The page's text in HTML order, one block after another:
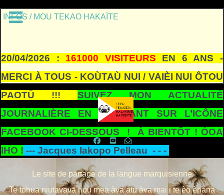
INFOS / MOU TEKAO HAKAÌTE
20/04/2026 : 161000 VISITEURS EN 6 ANS -
MERCI À TOUS - KOÙTAÙ NUI / VAIÈI NUI ÔTOU
PAOTŪ !!! SUIVEZ MON ACTUALITÉ
JOURNALIÈRE EN CLIQUANT SUR L’ICÔNE
FACEBOOK CI-DESSOUS ! À BIENTÔT ! ÒOA
IHO ! --- Jacques Iakopo Pelleau - - -
Le site de partage de la langue marquisienne
Te tohua niutavavā hou mea àva atu àva mai i te èo ènana